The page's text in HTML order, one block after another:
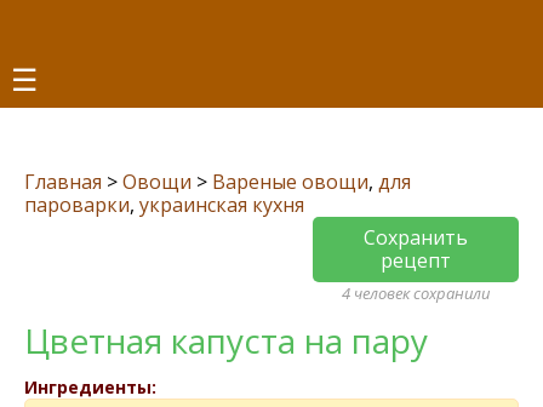
☰
Главная >Овощи > Вареные овощи, для
пароварки, украинская кухня
Сохранить
рецепт
4 человек сохранили
Цветная капуста на пару
Ингредиенты: